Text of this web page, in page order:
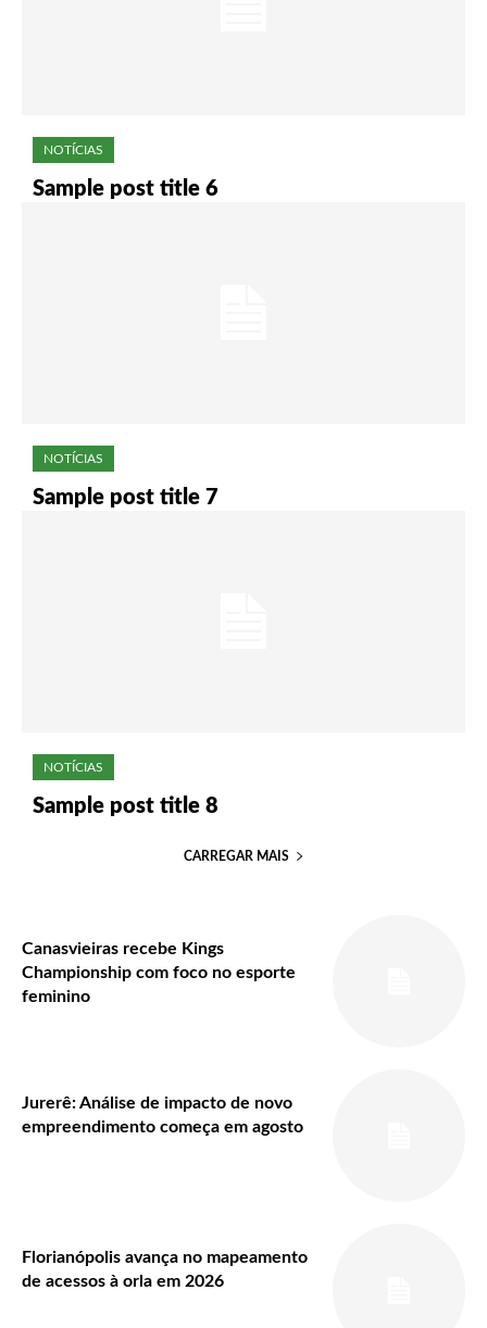
NOTÍCIAS
Sample post title 6
NOTÍCIAS
Sample post title 7
NOTÍCIAS
Sample post title 8
CARREGAR MAIS
Canasvieiras recebe Kings
Championship com foco no esporte
feminino
Jurerê: Análise de impacto de novo
empreendimento começa em agosto
Florianópolis avança no mapeamento
de acessos à orla em 2026